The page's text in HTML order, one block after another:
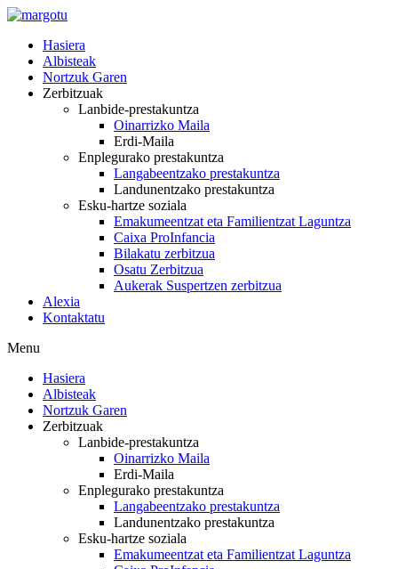
Skip
contentHasiera
Albisteak
Nortzuk Garen
Zerbitzuak
Lanbide-prestakuntza
Oinarrizko Maila
Erdi-Maila
Enplegurako prestakuntza
Langabeentzako prestakuntza
Landunentzako prestakuntza
Esku-hartze soziala
Emakumeentzat eta Familientzat Laguntza
Caixa ProInfancia
Bilakatu zerbitzua
Osatu Zerbitzua
Aukerak Suspertzen zerbitzua
Alexia
Kontaktatu
Menu
Hasiera
Albisteak
Nortzuk Garen
Zerbitzuak
Lanbide-prestakuntza
Oinarrizko Maila
Erdi-Maila
Enplegurako prestakuntza
Langabeentzako prestakuntza
Landunentzako prestakuntza
Esku-hartze soziala
Emakumeentzat eta Familientzat Laguntza